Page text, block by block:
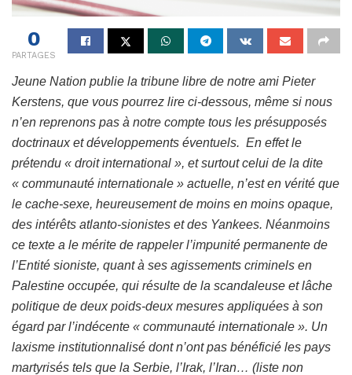
0
PARTAGES
Jeune Nation publie la tribune libre de notre ami Pieter
Kerstens, que vous pourrez lire ci-dessous, même si nous
n’en reprenons pas à notre compte tous les présupposés
doctrinaux et développements éventuels. En effet le
prétendu « droit international », et surtout celui de la dite
« communauté internationale » actuelle, n’est en vérité que
le cache-sexe, heureusement de moins en moins opaque,
des intérêts atlanto-sionistes et des Yankees. Néanmoins
ce texte a le mérite de rappeler l’impunité permanente de
l’Entité sioniste, quant à ses agissements criminels en
Palestine occupée, qui résulte de la scandaleuse et lâche
politique de deux poids-deux mesures appliquées à son
égard par l’indécente « communauté internationale ». Un
laxisme institutionnalisé dont n’ont pas bénéficié les pays
martyrisés tels que la Serbie, l’Irak, l’Iran… (liste non